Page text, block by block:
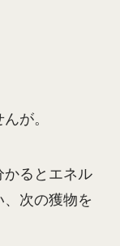
が。
かるとエネル
次の獲物を